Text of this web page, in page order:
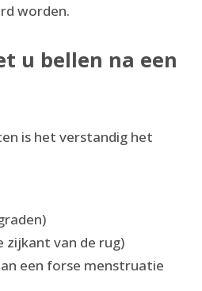
worden.
u bellen na een
is het verstandig het
zijkant van de rug)
een forse menstruatie